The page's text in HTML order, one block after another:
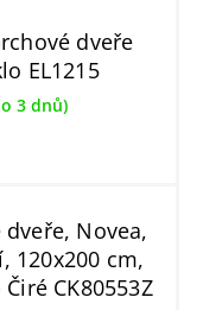
dveře
EL1215
3 dnů)
Novea,
120x200 cm,
CK80553Z